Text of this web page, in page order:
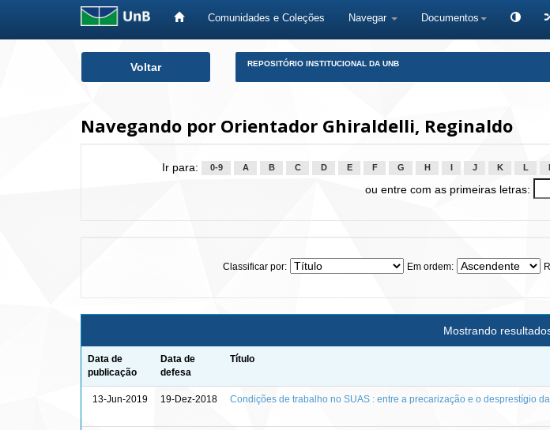
Comunidades e Coleções Navegar Documentos
Voltar REPOSITÓRIO INSTITUCIONAL DA UNB
Navegando por Orientador Ghiraldelli, Reginaldo
Ir para: 0-9 A B C D E F G H J K L
ou entre com as primeiras letras:
Classificar por: Em ordem:
Mostrando
Data de
publicação
Data de
defesa
Título
13-Jun-2019 19-Dez-2018 Condições de trabalho no SUAS : entre a precarização e o desprestígio